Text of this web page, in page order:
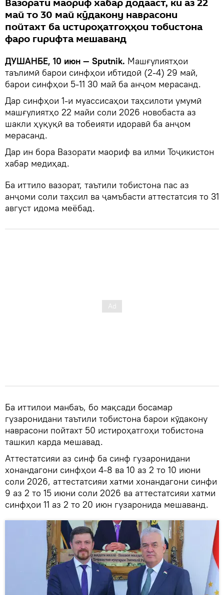
Вазорати маориф хабар додааст, ки аз 22
май то 30 май кӯдакону наврасони
пойтахт ба истироҳатгоҳҳои тобистона
фаро гирифта мешаванд
ДУШАНБЕ, 10 июн — Sputnik. Машғулиятҳои
таълимӣ барои синфҳои ибтидоӣ (2-4) 29 май,
барои синфҳои 5-11 30 май ба анҷом мерасанд.
Дар синфҳои 1-и муассисаҳои таҳсилоти умумӣ
машғулиятҳо 22 майи соли 2026 новобаста аз
шакли ҳуқуқӣ ва тобеияти идоравӣ ба анҷом
мерасанд.
Дар ин бора Вазорати маориф ва илми Тоҷикистон
хабар медиҳад.
Ба иттило вазорат, таътили тобистона пас аз
анҷоми соли таҳсил ва ҷамъбасти аттестатсия то 31
август идома меёбад.
Ба иттилои манбаъ, бо мақсади босамар
гузаронидани таътили тобистона барои кӯдакону
наврасони пойтахт 50 истироҳатгоҳи тобистона
ташкил карда мешавад.
Аттестатсияи аз синф ба синф гузаронидани
хонандагони синфҳои 4-8 ва 10 аз 2 то 10 июни
соли 2026, аттестатсияи хатми хонандагони синфи
9 аз 2 то 15 июни соли 2026 ва аттестатсияи хатми
синфҳои 11 аз 2 то 20 июн гузаронида мешаванд.